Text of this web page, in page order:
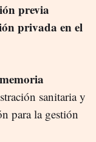
previa
privada en el
memoria
sanitaria y
para la gestión